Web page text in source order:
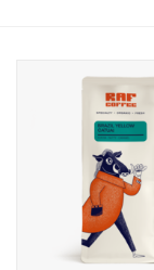
Geschenk